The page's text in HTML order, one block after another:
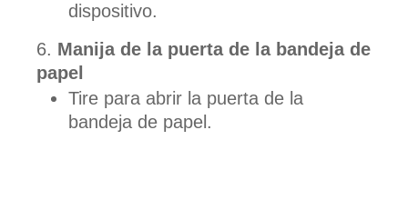
dispositivo.
Manija de la puerta de la bandeja de
papel
Tire para abrir la puerta de la
bandeja de papel.